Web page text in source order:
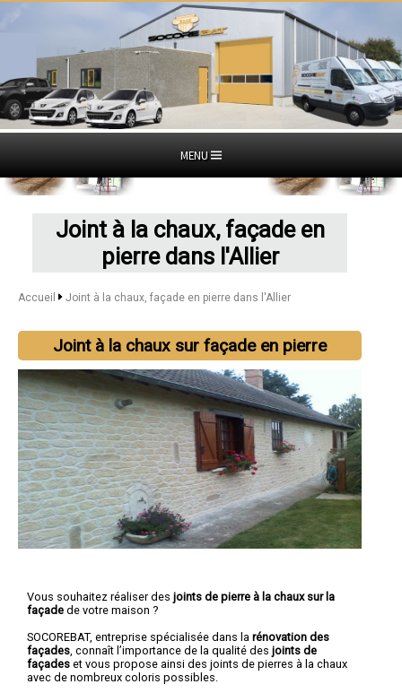
MENU
Joint à la chaux, façade en
pierre dans l'Allier
Accueil Joint à la chaux, façade en pierre dans l'Allier
Joint à la chaux sur façade en pierre
Vous souhaitez réaliser des joints de pierre à la chaux sur la
façade de votre maison ?
SOCOREBAT, entreprise spécialisée dans la rénovation des
façades , connaît l’importance de la qualité des joints de
façades et vous propose ainsi des joints de pierres à la chaux
avec de nombreux coloris possibles.